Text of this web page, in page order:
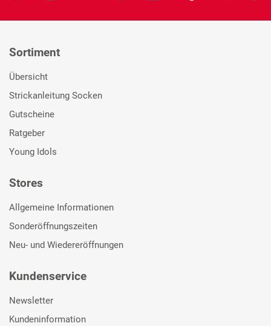
Sortiment
Übersicht
Strickanleitung Socken
Gutscheine
Ratgeber
Young Idols
Stores
Allgemeine Informationen
Sonderöffnungszeiten
Neu- und Wiedereröffnungen
Kundenservice
Newsletter
Kundeninformation